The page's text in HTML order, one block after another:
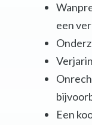
een
Een